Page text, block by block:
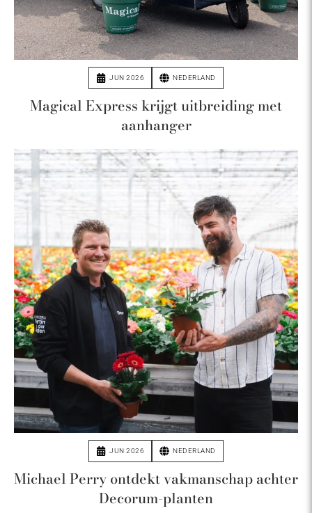
JUN 2026 NEDERLAND
Magical Express krijgt uitbreiding met
aanhanger
JUN 2026 NEDERLAND
Michael Perry ontdekt vakmanschap achter
Decorum-planten